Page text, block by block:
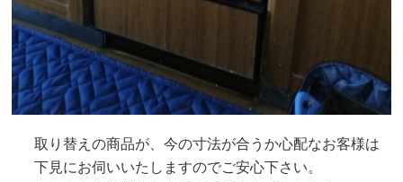
取り替えの商品が、今の寸法が合うか心配なお客様は
下見にお伺いいたしますのでご安心下さい。